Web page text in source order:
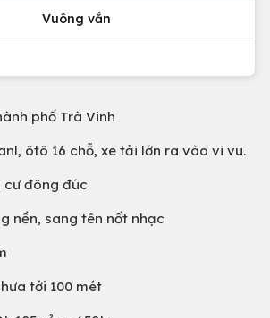
Vuông vắn
phố Trà Vinh
ôtô 16 chỗ, xe tải lớn ra vào vi vu.
cư đông đúc
nền, sang tên nốt nhạc
tới 100 mét